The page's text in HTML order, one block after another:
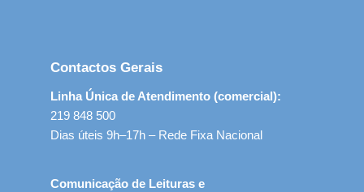
Contactos Gerais
Linha Única de Atendimento (comercial):
219 848 500
Dias úteis 9h–17h – Rede Fixa Nacional
Comunicação de Leituras e